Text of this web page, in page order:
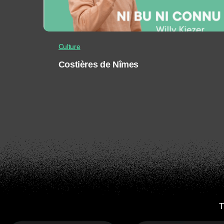
Culture
Costières de Nîmes